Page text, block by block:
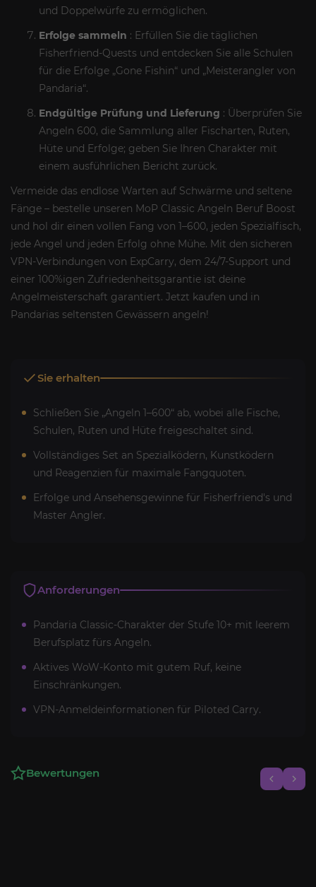
und Doppelwürfe zu ermöglichen.
Erfolge sammeln : Erfüllen Sie die täglichen
Fisherfriend-Quests und entdecken Sie alle Schulen
für die Erfolge „Gone Fishin“ und „Meisterangler von
Pandaria“.
Endgültige Prüfung und Lieferung : Überprüfen Sie
Angeln 600, die Sammlung aller Fischarten, Ruten,
Hüte und Erfolge; geben Sie Ihren Charakter mit
einem ausführlichen Bericht zurück.
Vermeide das endlose Warten auf Schwärme und seltene
Fänge – bestelle unseren MoP Classic Angeln Beruf Boost
und hol dir einen vollen Fang von 1–600, jeden Spezialfisch,
jede Angel und jeden Erfolg ohne Mühe. Mit den sicheren
VPN-Verbindungen von ExpCarry, dem 24/7-Support und
einer 100%igen Zufriedenheitsgarantie ist deine
Angelmeisterschaft garantiert. Jetzt kaufen und in
Pandarias seltensten Gewässern angeln!
Sie erhalten
Schließen Sie „Angeln 1–600“ ab, wobei alle Fische,
Schulen, Ruten und Hüte freigeschaltet sind.
Vollständiges Set an Spezialködern, Kunstködern
und Reagenzien für maximale Fangquoten.
Erfolge und Ansehensgewinne für Fisherfriend's und
Master Angler.
Anforderungen
Pandaria Classic-Charakter der Stufe 10+ mit leerem
Berufsplatz fürs Angeln.
Aktives WoW-Konto mit gutem Ruf, keine
Einschränkungen.
VPN-Anmeldeinformationen für Piloted Carry.
Bewertungen